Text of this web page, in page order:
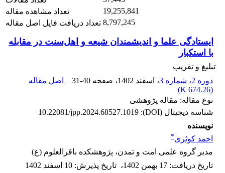
تعداد مشاهده مقاله
19,255,841
تعداد دریافت فایل اصل مقاله 8,797,245
ایستادگی علما و اندیشمندان شیعه و اهل‌سنت در مقابله
با استکبار
تبلیغ و تقریب
دوره 2، شماره 3
، اسفند 1402 ، صفحه 31-40
اصل مقاله
(
674.26 K
)
نوع مقاله: مقاله پژوهشی
شناسه دیجیتال (DOI):
10.22081/jpp.2024.68527.1019
نویسنده
احمد کوثری*
مدیر گروه علمی امت و تمدن، پژوهشکده باقرالعلوم (ع)
تاریخ دریافت: 17 بهمن 1402 ، تاریخ پذیرش: 10 اسفند 1402